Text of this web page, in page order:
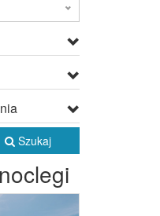
Szukaj
Next